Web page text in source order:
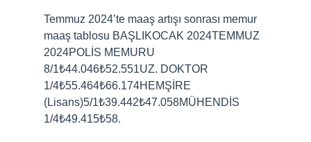
Temmuz 2024’te maaş artışı sonrası memur
maaş tablosu BAŞLIKOCAK 2024TEMMUZ
2024POLİS MEMURU
8/1₺44.046₺52.551UZ. DOKTOR
1/4₺55.464₺66.174HEMŞİRE
(Lisans)5/1₺39.442₺47.058MÜHENDİS
1/4₺49.415₺58.